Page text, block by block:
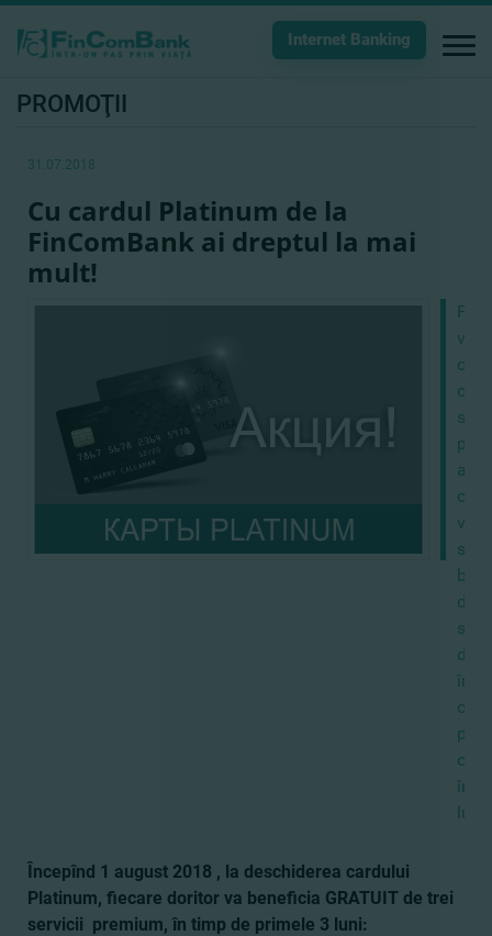
Internet Banking
PROMOŢII
31.07.2018
Cu cardul Platinum de la
FinComBank ai dreptul la mai
mult!
vine
cu
acei,
care
vor
să
de
de
în
Începînd 1 august 2018 , la deschiderea cardului
Platinum, fiecare doritor va beneficia GRATUIT de trei
servicii premium, în timp de primele 3 luni: